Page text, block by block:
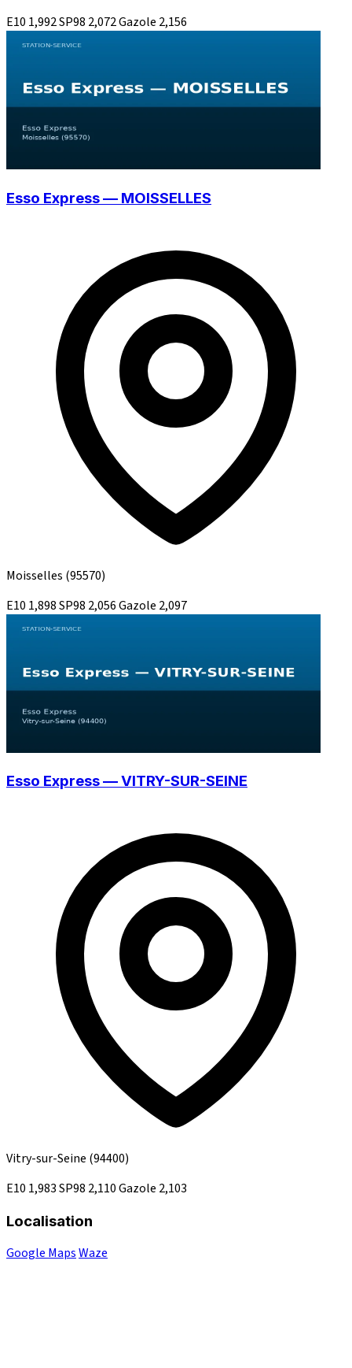
E10 1,992SP98 2,072Gazole 2,156
Esso Express — MOISSELLES
Moisselles (95570)
E10 1,898SP98 2,056Gazole 2,097
Esso Express — VITRY-SUR-SEINE
Vitry-sur-Seine (94400)
E10 1,983SP98 2,110Gazole 2,103
Localisation
Google MapsWaze